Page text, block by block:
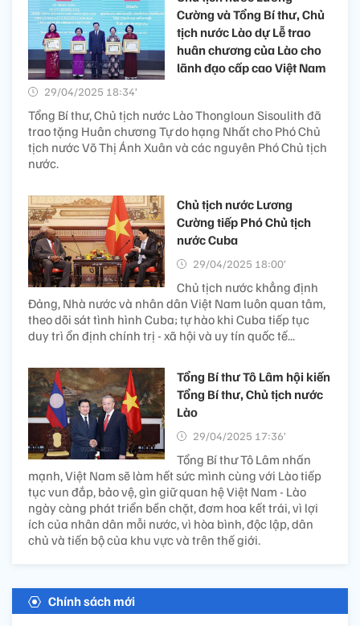
Cường và Tổng Bí thư, Chủ
tịch nước Lào dự Lễ trao
huân chương của Lào cho
lãnh đạo cấp cao Việt Nam
29/04/2025 18:34’
Tổng Bí thư, Chủ tịch nước Lào Thongloun Sisoulith đã
trao tặng Huân chương Tự do hạng Nhất cho Phó Chủ
tịch nước Võ Thị Ánh Xuân và các nguyên Phó Chủ tịch
nước.
Chủ tịch nước Lương
Cường tiếp Phó Chủ tịch
nước Cuba
29/04/2025 18:00’
Chủ tịch nước khẳng định
Đảng, Nhà nước và nhân dân Việt Nam luôn quan tâm,
theo dõi sát tình hình Cuba; tự hào khi Cuba tiếp tục
duy trì ổn định chính trị - xã hội và uy tín quốc tế...
Tổng Bí thư Tô Lâm hội kiến
Tổng Bí thư, Chủ tịch nước
Lào
29/04/2025 17:36’
Tổng Bí thư Tô Lâm nhấn
mạnh, Việt Nam sẽ làm hết sức mình cùng với Lào tiếp
tục vun đắp, bảo vệ, gìn giữ quan hệ Việt Nam - Lào
ngày càng phát triển bền chặt, đơm hoa kết trái, vì lợi
ích của nhân dân mỗi nước, vì hòa bình, độc lập, dân
chủ và tiến bộ của khu vực và trên thế giới.
Chính sách mới